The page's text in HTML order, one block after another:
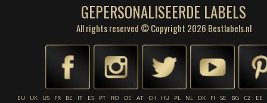
GEPERSONALISEERDE LABELS
All rights reserved © Copyright 2026 Bestlabels.nl
EU UK US FR BE IT ES PT RO DE AT CH HU PL NL DK FI SE BG CZ
EE